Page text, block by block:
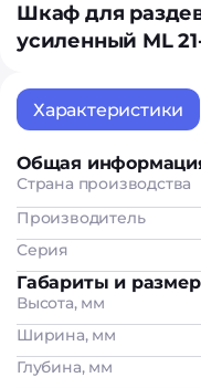
Шкаф для
усиленный ML
Характеристики
Общая
Страна производства
Производитель
Серия
Габариты и
Высота, мм
Ширина, мм
Глубина, мм